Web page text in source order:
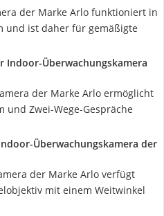
der Marke Arlo funktioniert in
und ist daher für gemäßigte
Indoor-Überwachungskamera
der Marke Arlo ermöglicht
und Zwei-Wege-Gespräche
Überwachungskamera der
der Marke Arlo verfügt
mit einem Weitwinkel